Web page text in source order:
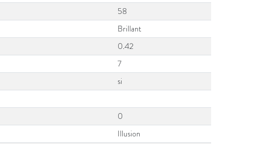
58
Brillant
0.42
7
si
0
Illusion